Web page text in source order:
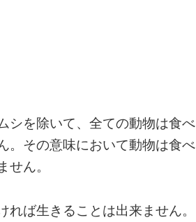
シを除いて、全ての動物は食べ
。その意味において動物は食べ
ん。
ば生きることは出来ません。